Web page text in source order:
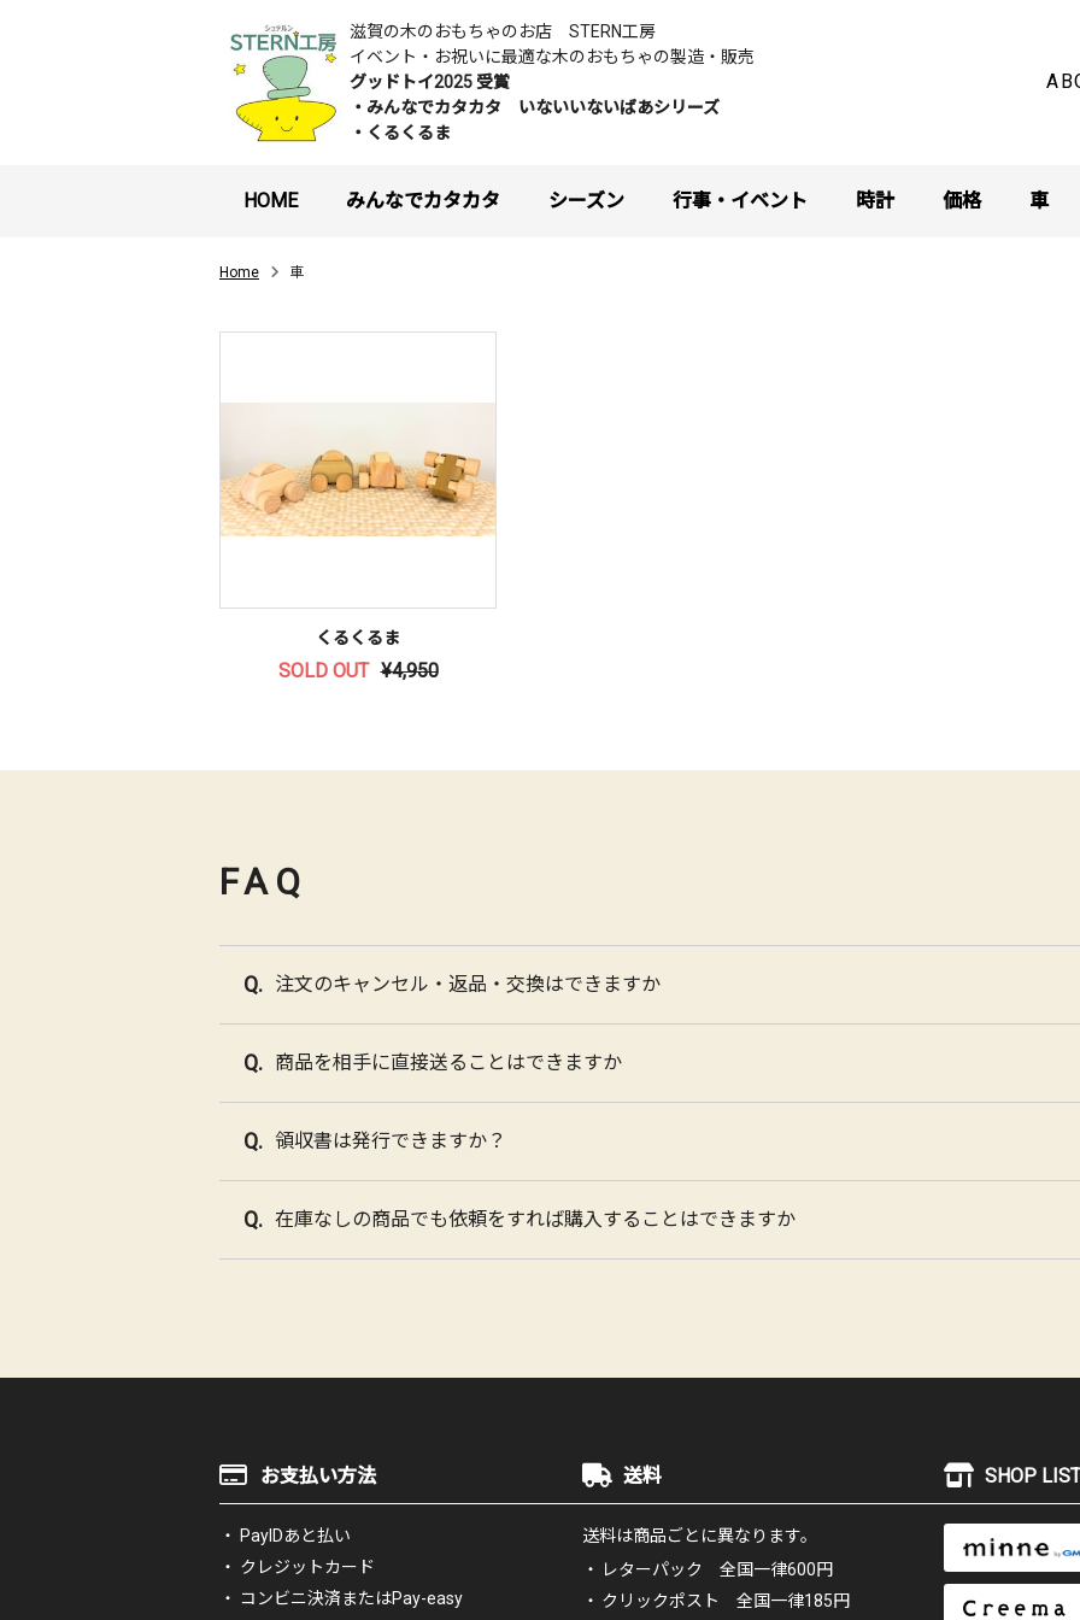
滋賀の木のおもちゃのお店 STERN工房
イベント・お祝いに最適な木のおもちゃの製造・販売
グッドトイ2025 受賞
・みんなでカタカタ いないいないばあシリーズ
・くるくるま
HOME みんなでカタカタ シーズン 行事・イベント 時計 価格 車
Home 車
くるくるま
SOLD OUT ¥4,950
FAQ
注文のキャンセル・返品・交換はできますか
商品を相手に直接送ることはできますか
領収書は発行できますか？
在庫なしの商品でも依頼をすれば購入することはできますか
お支払い方法
PayIDあと払い
クレジットカード
コンビニ決済またはPay-easy
送料
送料は商品ごとに異なります。
レターパック 全国一律600円
クリックポスト 全国一律185円
SHOP